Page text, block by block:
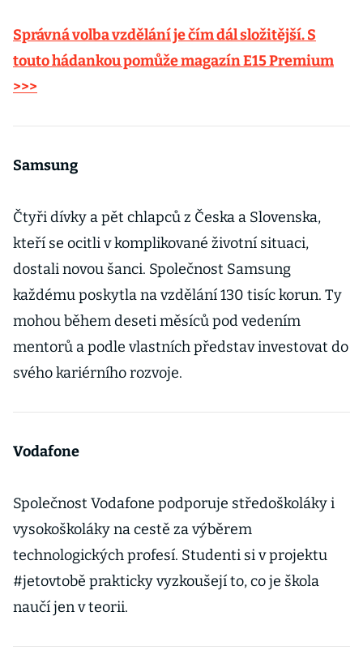
Správná volba vzdělání je čím dál složitější. S
touto hádankou pomůže magazín E15 Premium
>>>
Samsung
Čtyři dívky a pět chlapců z Česka a Slovenska,
kteří se ocitli v komplikované životní situaci,
dostali novou šanci. Společnost Samsung
každému poskytla na vzdělání 130 tisíc korun. Ty
mohou během deseti měsíců pod vedením
mentorů a podle vlastních představ investovat do
svého kariérního rozvoje.
Vodafone
Společnost Vodafone podporuje středoškoláky i
vysokoškoláky na cestě za výběrem
technologických profesí. Studenti si v projektu
#jetovtobě prakticky vyzkoušejí to, co je škola
naučí jen v teorii.